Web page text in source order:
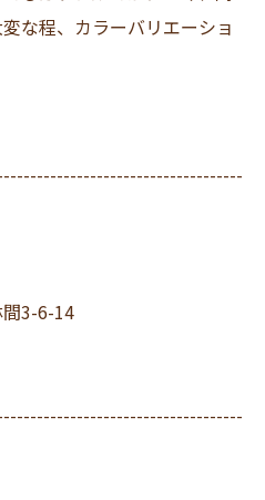
な程、カラーバリエーショ
3-6-14